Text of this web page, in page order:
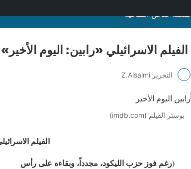
منصة قنّاص الثقافية
الفيلم الاسرائيلي «رابين: اليوم
التحرير Z.Alsalmi
بوستر الفيلم (imdb.com)
الفيلم
(رغم فوز حزب الليكود، مجدداً، وبقاءه على رأس